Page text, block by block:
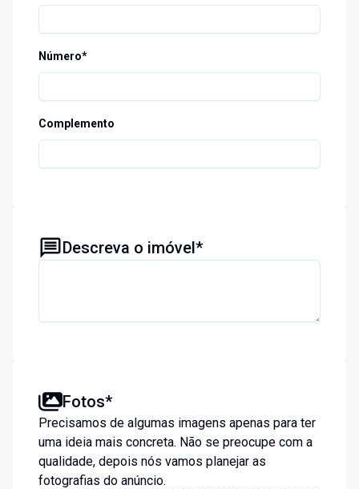
Número*
Complemento
Descreva o imóvel*
Fotos*
Precisamos de algumas imagens apenas para ter
uma ideia mais concreta. Não se preocupe com a
qualidade, depois nós vamos planejar as
fotografias do anúncio.